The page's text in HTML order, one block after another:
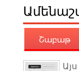
Շաբաթ